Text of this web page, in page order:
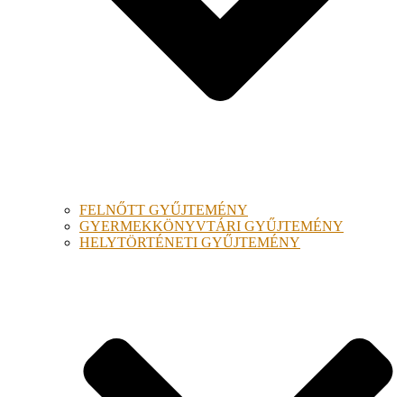
FELNŐTT GYŰJTEMÉNY
GYERMEKKÖNYVTÁRI GYŰJTEMÉNY
HELYTÖRTÉNETI GYŰJTEMÉNY